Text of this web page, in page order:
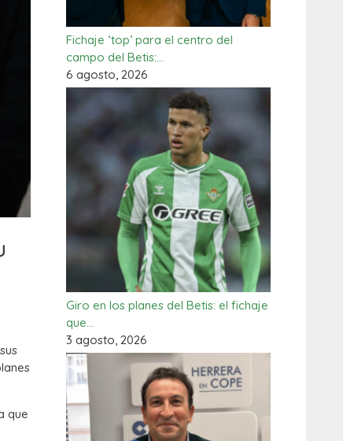
que
Fichaje ‘top’ para el centro del
campo del Betis:…
6 agosto, 2026
Giro en los planes del Betis: el fichaje
que…
3 agosto, 2026